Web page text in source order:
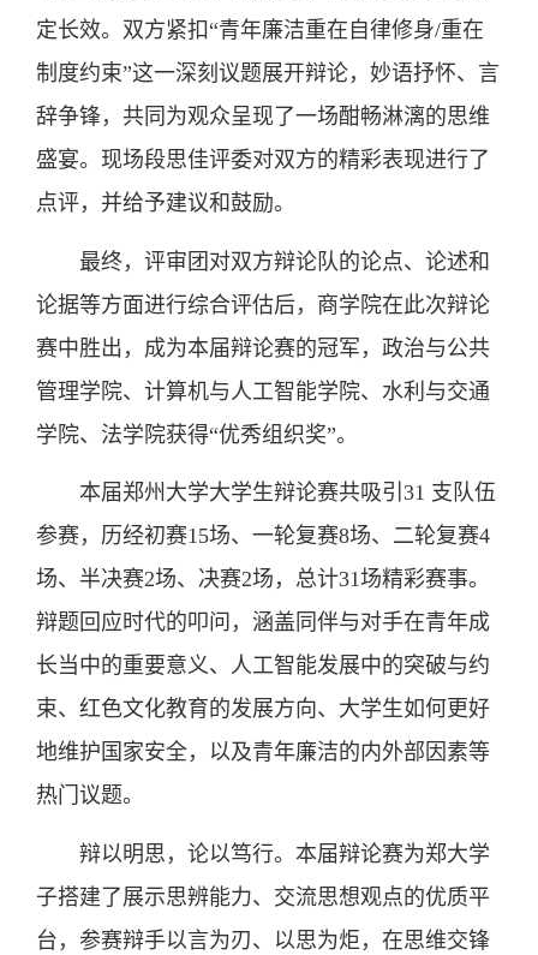
定长效。双方紧扣“青年廉洁重在自律修身/重在
制度约束”这一深刻议题展开辩论，妙语抒怀、言
辞争锋，共同为观众呈现了一场酣畅淋漓的思维
盛宴。现场段思佳评委对双方的精彩表现进行了
点评，并给予建议和鼓励。
最终，评审团对双方辩论队的论点、论述和
论据等方面进行综合评估后，商学院在此次辩论
赛中胜出，成为本届辩论赛的冠军，政治与公共
管理学院、计算机与人工智能学院、水利与交通
学院、法学院获得“优秀组织奖”。
本届郑州大学大学生辩论赛共吸引31 支队伍
参赛，历经初赛15场、一轮复赛8场、二轮复赛4
场、半决赛2场、决赛2场，总计31场精彩赛事。
辩题回应时代的叩问，涵盖同伴与对手在青年成
长当中的重要意义、人工智能发展中的突破与约
束、红色文化教育的发展方向、大学生如何更好
地维护国家安全，以及青年廉洁的内外部因素等
热门议题。
辩以明思，论以笃行。本届辩论赛为郑大学
子搭建了展示思辨能力、交流思想观点的优质平
台，参赛辩手以言为刃、以思为炬，在思维交锋